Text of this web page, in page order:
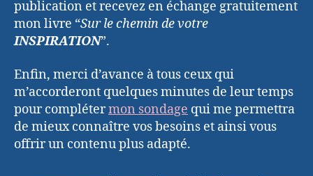
publication et recevez en échange gratuitement
mon livre “Sur le chemin de votre
INSPIRATION”.
Enfin, merci d’avance à tous ceux qui
m’accorderont quelques minutes de leur temps
pour complétermon sondage qui me permettra
de mieux connaître vos besoins et ainsi vous
offrir un contenu plus adapté.